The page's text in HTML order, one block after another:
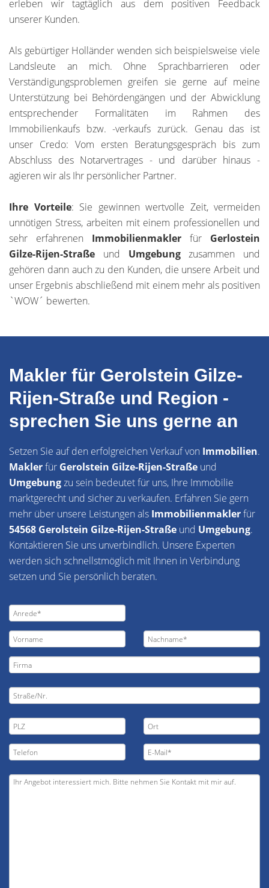
erleben wir tagtäglich aus dem positiven Feedback
unserer Kunden.
Als gebürtiger Holländer wenden sich beispielsweise viele
Landsleute an mich. Ohne Sprachbarrieren oder
Verständigungsproblemen greifen sie gerne auf meine
Unterstützung bei Behördengängen und der Abwicklung
entsprechender Formalitäten im Rahmen des
Immobilienkaufs bzw. -verkaufs zurück. Genau das ist
unser Credo: Vom ersten Beratungsgespräch bis zum
Abschluss des Notarvertrages - und darüber hinaus -
agieren wir als Ihr persönlicher Partner.
Ihre Vorteile: Sie gewinnen wertvolle Zeit, vermeiden
unnötigen Stress, arbeiten mit einem professionellen und
sehr erfahrenen Immobilienmakler für Gerlostein
Gilze-Rijen-Straße und Umgebungzusammen und
gehören dann auch zu den Kunden, die unsere Arbeit und
unser Ergebnis abschließend mit einem mehr als positiven
`WOW´ bewerten.
Makler für Gerolstein Gilze-
Rijen-Straße und Region -
sprechen Sie uns gerne an
Setzen Sie auf den erfolgreichen Verkauf von Immobilien.
Maklerfür Gerolstein Gilze-Rijen-Straße und
Umgebungzu sein bedeutet für uns, Ihre Immobilie
marktgerecht und sicher zu verkaufen. Erfahren Sie gern
mehr über unsere Leistungen als Immobilienmaklerfür
54568 Gerolstein Gilze-Rijen-Straße und Umgebung.
Kontaktieren Sie uns unverbindlich. Unsere Experten
werden sich schnellstmöglich mit Ihnen in Verbindung
setzen und Sie persönlich beraten.